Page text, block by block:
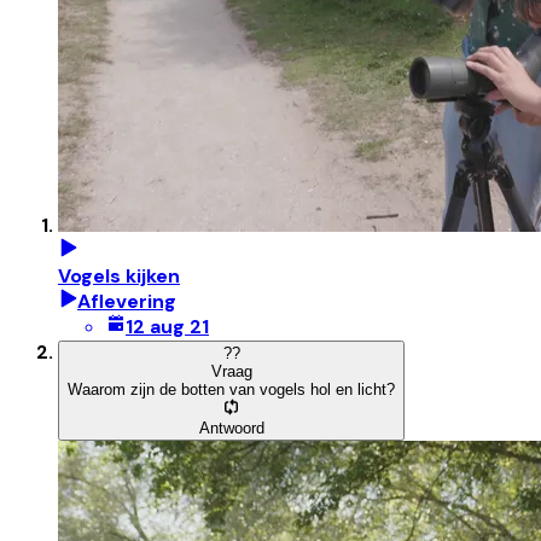
Vogels kijken
Aflevering
12 aug 21
??
Vraag
Waarom zijn de botten van vogels hol en licht?
Antwoord